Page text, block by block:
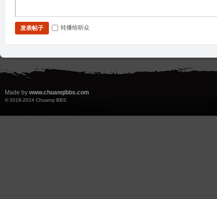
发表帖子 转播给听众
Made by www.chuanqibbs.com
© 2018-2024 Chuanqi BBS